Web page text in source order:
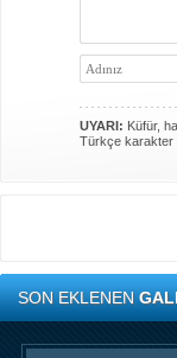
UYARI: Küfür,
Türkçe karakter
SON EKLENEN